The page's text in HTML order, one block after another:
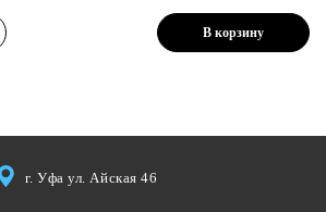
В корзину
г. Уфа ул. Айская 46